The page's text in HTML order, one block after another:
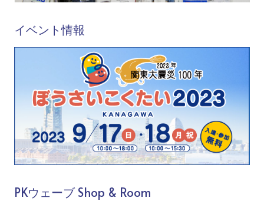
イベント情報
PKウェーブ Shop & Room